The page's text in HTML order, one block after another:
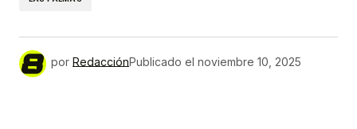
por RedacciónPublicado el noviembre 10, 2025